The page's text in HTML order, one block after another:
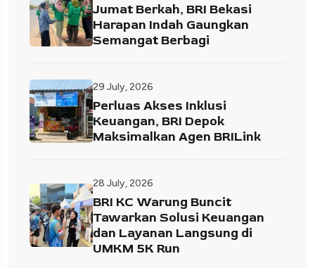
Jumat Berkah, BRI Bekasi
Harapan Indah Gaungkan
Semangat Berbagi
29 July, 2026
Perluas Akses Inklusi
Keuangan, BRI Depok
Maksimalkan Agen BRILink
28 July, 2026
BRI KC Warung Buncit
Tawarkan Solusi Keuangan
dan Layanan Langsung di
UMKM 5K Run